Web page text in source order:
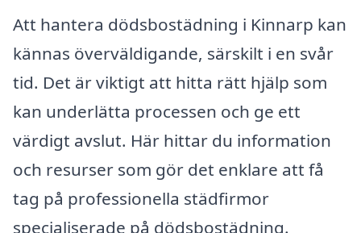
Att hantera dödsbostädning i Kinnarp kan
kännas överväldigande, särskilt i en svår
tid. Det är viktigt att hitta rätt hjälp som
kan underlätta processen och ge ett
värdigt avslut. Här hittar du information
och resurser som gör det enklare att få
tag på professionella städfirmor
specialiserade på dödsbostädning.